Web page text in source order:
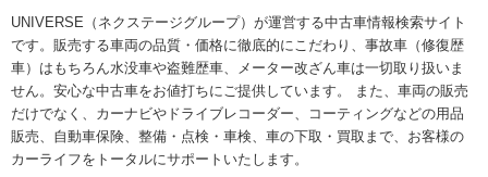
UNIVERSE（ネクステージグループ）が運営する中古車情報検索サイト
です。販売する車両の品質・価格に徹底的にこだわり、事故車（修復歴
車）はもちろん水没車や盗難歴車、メーター改ざん車は一切取り扱いま
せん。安心な中古車をお値打ちにご提供しています。 また、車両の販売
だけでなく、カーナビやドライブレコーダー、コーティングなどの用品
販売、自動車保険、整備・点検・車検、車の下取・買取まで、お客様の
カーライフをトータルにサポートいたします。